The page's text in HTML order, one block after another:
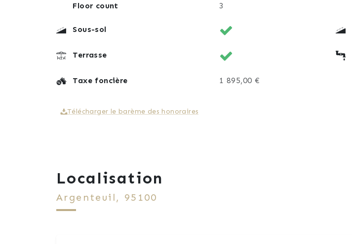
Floor count 3
Sous-sol
Terrasse
Taxe foncière 1 895,00 €
Télécharger le barème des honoraires
Localisation
Argenteuil, 95100